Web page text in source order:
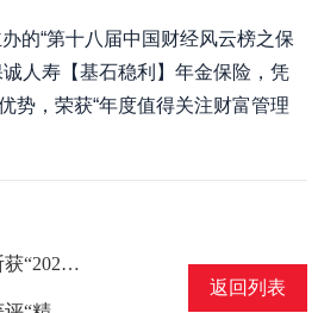
的“第十八届中国财经风云榜之保
人寿【基石稳利】年金保险，凭
势，荣获“年度值得关注财富管理
上一篇：中信保诚人寿斩获“2020最佳保险机构 - 最佳财富管理奖”
返回列表